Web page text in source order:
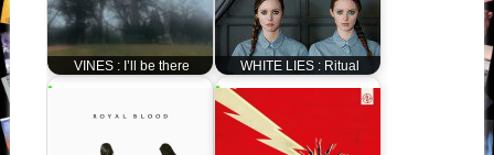
VINES : I’ll be there WHITE LIES : Ritual